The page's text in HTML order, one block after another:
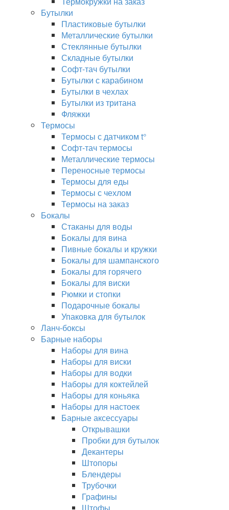
Бутылки
Пластиковые бутылки
Металлические бутылки
Стеклянные бутылки
Складные бутылки
Софт-тач бутылки
Бутылки с карабином
Бутылки в чехлах
Бутылки из тритана
Фляжки
Термосы
Термосы с датчиком t°
Софт-тач термосы
Металлические термосы
Переносные термосы
Термосы для еды
Термосы с чехлом
Термосы на заказ
Бокалы
Стаканы для воды
Бокалы для вина
Пивные бокалы и кружки
Бокалы для шампанского
Бокалы для горячего
Бокалы для виски
Рюмки и стопки
Подарочные бокалы
Упаковка для бутылок
Ланч-боксы
Барные наборы
Наборы для вина
Наборы для виски
Наборы для водки
Наборы для коктейлей
Наборы для коньяка
Наборы для настоек
Барные аксессуары
Открывашки
Пробки для бутылок
Декантеры
Штопоры
Блендеры
Трубочки
Графины